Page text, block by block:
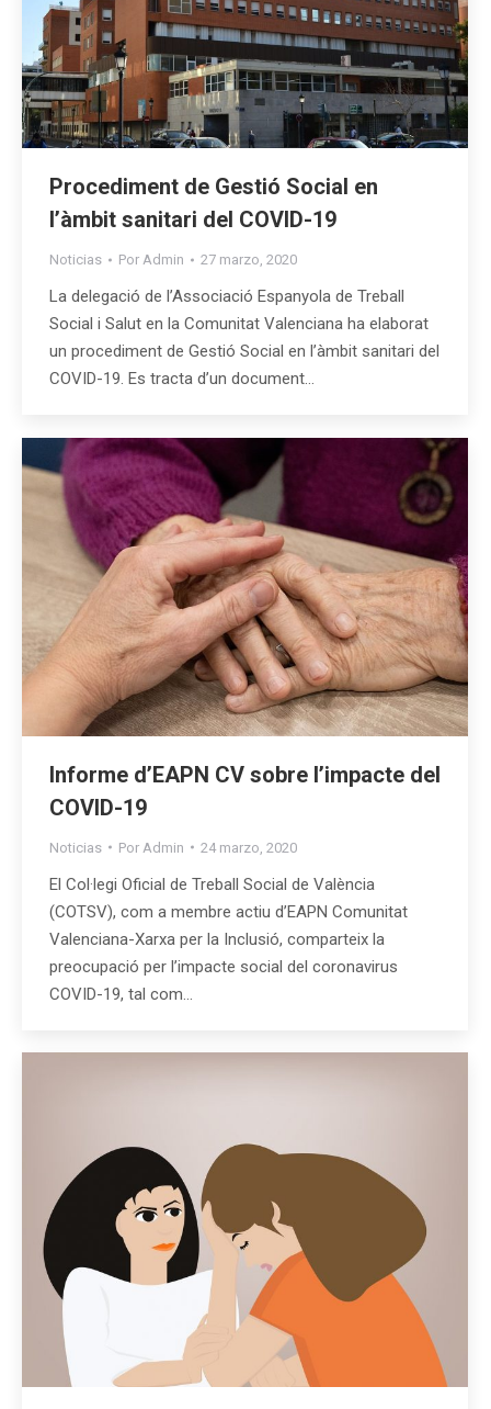
Procediment de Gestió Social en
l’àmbit sanitari del COVID-19
Noticias Por Admin 27 marzo, 2020
La delegació de l’Associació Espanyola de Treball
Social i Salut en la Comunitat Valenciana ha elaborat
un procediment de Gestió Social en l’àmbit sanitari del
COVID-19. Es tracta d’un document…
Informe d’EAPN CV sobre l’impacte del
COVID-19
Noticias Por Admin 24 marzo, 2020
El Col·legi Oficial de Treball Social de València
(COTSV), com a membre actiu d’EAPN Comunitat
Valenciana-Xarxa per la Inclusió, comparteix la
preocupació per l’impacte social del coronavirus
COVID-19, tal com…